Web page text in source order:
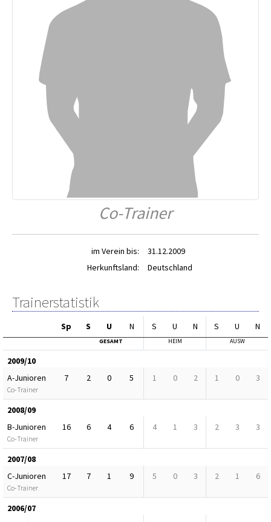
Co-Trainer
im Verein bis:
31.12.2009
Herkunftsland:
Deutschland
Trainerstatistik
Sp S U N S U N S U N
GESAMT HEIM AUSW
2009/10
A-Junioren
Co-Trainer
7 2 0 5 1 0 2 1 0 3
2008/09
B-Junioren
Co-Trainer
16 6 4 6 4 1 3 2 3 3
2007/08
C-Junioren
Co-Trainer
17 7 1 9 5 0 3 2 1 6
2006/07